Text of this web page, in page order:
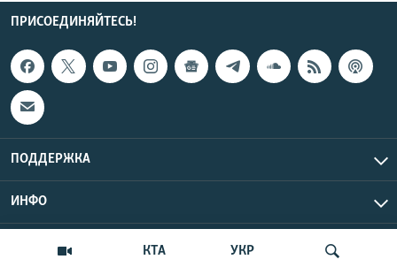
КТА УКР
ПРИСОЕДИНЯЙТЕСЬ!
ПОДДЕРЖКА
ИНФО
Copyright Крым.Реалии, 2026 | Все права защищены.
UTC+3